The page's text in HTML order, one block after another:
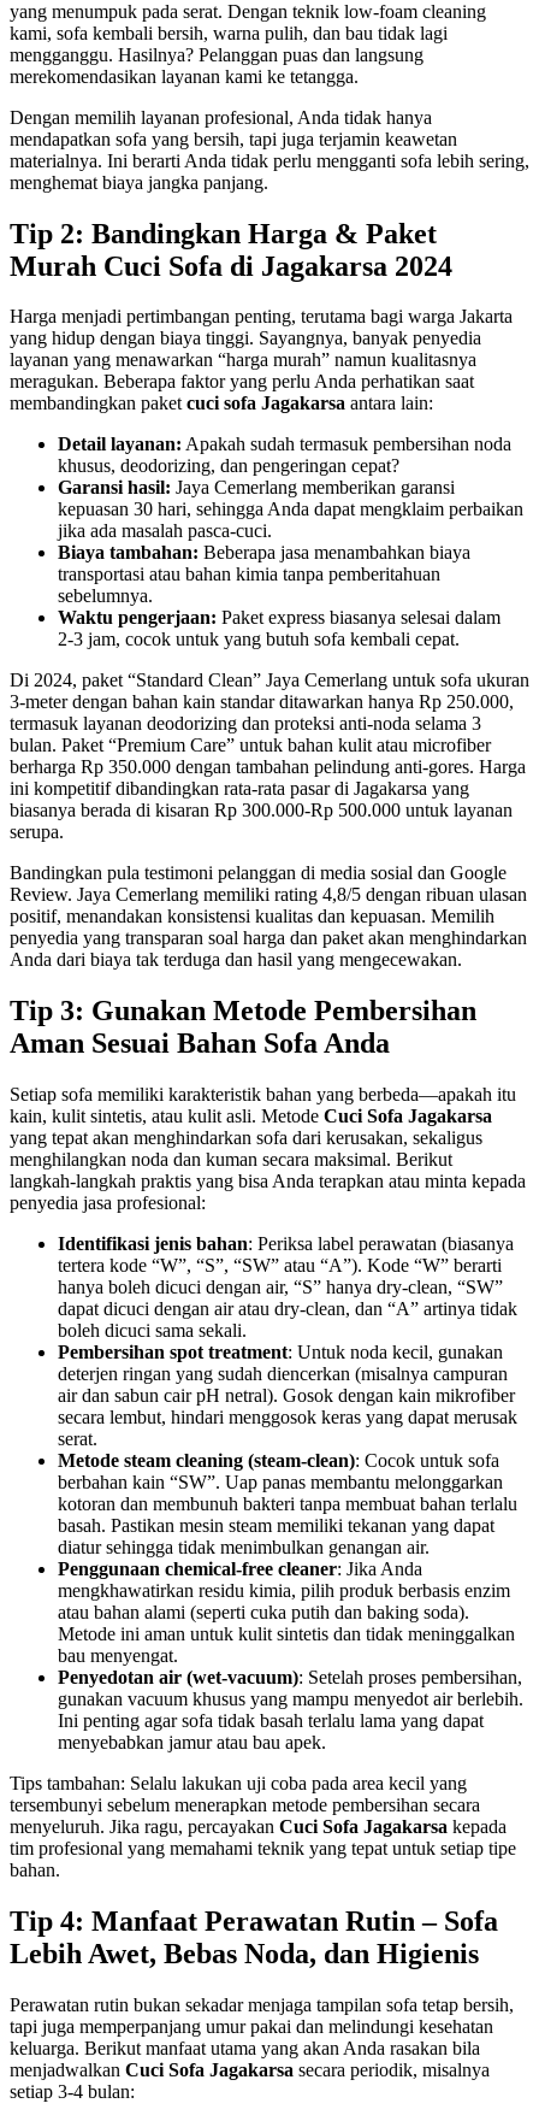
yang menumpuk pada serat. Dengan teknik low‑foam cleaning
kami, sofa kembali bersih, warna pulih, dan bau tidak lagi
mengganggu. Hasilnya? Pelanggan puas dan langsung
merekomendasikan layanan kami ke tetangga.
Dengan memilih layanan profesional, Anda tidak hanya
mendapatkan sofa yang bersih, tapi juga terjamin keawetan
materialnya. Ini berarti Anda tidak perlu mengganti sofa lebih sering,
menghemat biaya jangka panjang.
Tip 2: Bandingkan Harga & Paket
Murah Cuci Sofa di Jagakarsa 2024
Harga menjadi pertimbangan penting, terutama bagi warga Jakarta
yang hidup dengan biaya tinggi. Sayangnya, banyak penyedia
layanan yang menawarkan “harga murah” namun kualitasnya
meragukan. Beberapa faktor yang perlu Anda perhatikan saat
membandingkan paketcuci sofa Jagakarsa antara lain:
Detail layanan: Apakah sudah termasuk pembersihan noda
khusus, deodorizing, dan pengeringan cepat?
Garansi hasil: Jaya Cemerlang memberikan garansi
kepuasan 30 hari, sehingga Anda dapat mengklaim perbaikan
jika ada masalah pasca‑cuci.
Biaya tambahan: Beberapa jasa menambahkan biaya
transportasi atau bahan kimia tanpa pemberitahuan
sebelumnya.
Waktu pengerjaan: Paket express biasanya selesai dalam
2‑3 jam, cocok untuk yang butuh sofa kembali cepat.
Di 2024, paket “Standard Clean” Jaya Cemerlang untuk sofa ukuran
3‑meter dengan bahan kain standar ditawarkan hanya Rp 250.000,
termasuk layanan deodorizing dan proteksi anti‑noda selama 3
bulan. Paket “Premium Care” untuk bahan kulit atau microfiber
berharga Rp 350.000 dengan tambahan pelindung anti‑gores. Harga
ini kompetitif dibandingkan rata‑rata pasar di Jagakarsa yang
biasanya berada di kisaran Rp 300.000‑Rp 500.000 untuk layanan
serupa.
Bandingkan pula testimoni pelanggan di media sosial dan Google
Review. Jaya Cemerlang memiliki rating 4,8/5 dengan ribuan ulasan
positif, menandakan konsistensi kualitas dan kepuasan. Memilih
penyedia yang transparan soal harga dan paket akan menghindarkan
Anda dari biaya tak terduga dan hasil yang mengecewakan.
Tip 3: Gunakan Metode Pembersihan
Aman Sesuai Bahan Sofa Anda
Setiap sofa memiliki karakteristik bahan yang berbeda—apakah itu
kain, kulit sintetis, atau kulit asli. Metode Cuci Sofa Jagakarsa
yang tepat akan menghindarkan sofa dari kerusakan, sekaligus
menghilangkan noda dan kuman secara maksimal. Berikut
langkah‑langkah praktis yang bisa Anda terapkan atau minta kepada
penyedia jasa profesional:
Identifikasi jenis bahan: Periksa label perawatan (biasanya
tertera kode “W”, “S”, “SW” atau “A”). Kode “W” berarti
hanya boleh dicuci dengan air, “S” hanya dry‑clean, “SW”
dapat dicuci dengan air atau dry‑clean, dan “A” artinya tidak
boleh dicuci sama sekali.
Pembersihan spot treatment: Untuk noda kecil, gunakan
deterjen ringan yang sudah diencerkan (misalnya campuran
air dan sabun cair pH netral). Gosok dengan kain mikrofiber
secara lembut, hindari menggosok keras yang dapat merusak
serat.
Metode steam cleaning (steam‑clean): Cocok untuk sofa
berbahan kain “SW”. Uap panas membantu melonggarkan
kotoran dan membunuh bakteri tanpa membuat bahan terlalu
basah. Pastikan mesin steam memiliki tekanan yang dapat
diatur sehingga tidak menimbulkan genangan air.
Penggunaan chemical‑free cleaner: Jika Anda
mengkhawatirkan residu kimia, pilih produk berbasis enzim
atau bahan alami (seperti cuka putih dan baking soda).
Metode ini aman untuk kulit sintetis dan tidak meninggalkan
bau menyengat.
Penyedotan air (wet‑vacuum): Setelah proses pembersihan,
gunakan vacuum khusus yang mampu menyedot air berlebih.
Ini penting agar sofa tidak basah terlalu lama yang dapat
menyebabkan jamur atau bau apek.
Tips tambahan: Selalu lakukan uji coba pada area kecil yang
tersembunyi sebelum menerapkan metode pembersihan secara
menyeluruh. Jika ragu, percayakan Cuci Sofa Jagakarsa kepada
tim profesional yang memahami teknik yang tepat untuk setiap tipe
bahan.
Tip 4: Manfaat Perawatan Rutin – Sofa
Lebih Awet, Bebas Noda, dan Higienis
Perawatan rutin bukan sekadar menjaga tampilan sofa tetap bersih,
tapi juga memperpanjang umur pakai dan melindungi kesehatan
keluarga. Berikut manfaat utama yang akan Anda rasakan bila
menjadwalkan Cuci Sofa Jagakarsa secara periodik, misalnya
setiap 3‑4 bulan: